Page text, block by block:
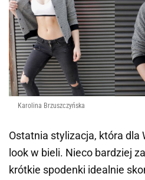
Karolina Brzuszczyńska
Ostatnia stylizacja, która dla
look w bieli. Nieco bardziej
krótkie spodenki idealnie